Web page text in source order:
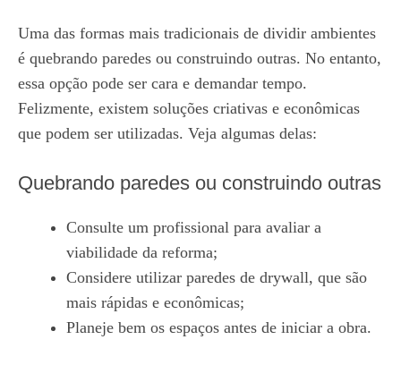
Uma das formas mais tradicionais de dividir ambientes
é quebrando paredes ou construindo outras. No entanto,
essa opção pode ser cara e demandar tempo.
Felizmente, existem soluções criativas e econômicas
que podem ser utilizadas. Veja algumas delas:
Quebrando paredes ou construindo outras
Consulte um profissional para avaliar a
viabilidade da reforma;
Considere utilizar paredes de drywall, que são
mais rápidas e econômicas;
Planeje bem os espaços antes de iniciar a obra.